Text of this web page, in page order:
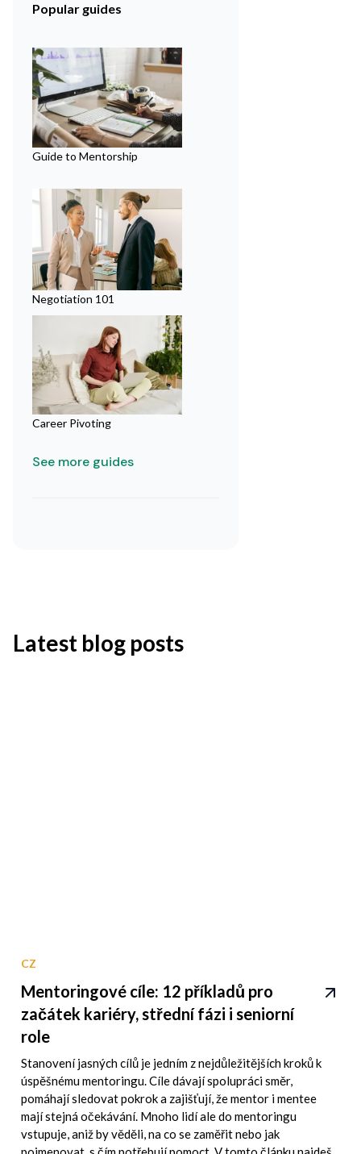
Popular guides
Guide to Mentorship
Negotiation 101
Career Pivoting
See more guides
Latest blog posts
CZ
Mentoringové cíle: 12 příkladů pro
začátek kariéry, střední fázi i seniorní
role
Stanovení jasných cílů je jedním z nejdůležitějších kroků k
úspěšnému mentoringu. Cíle dávají spolupráci směr,
pomáhají sledovat pokrok a zajišťují, že mentor i mentee
mají stejná očekávání. Mnoho lidí ale do mentoringu
vstupuje, aniž by věděli, na co se zaměřit nebo jak